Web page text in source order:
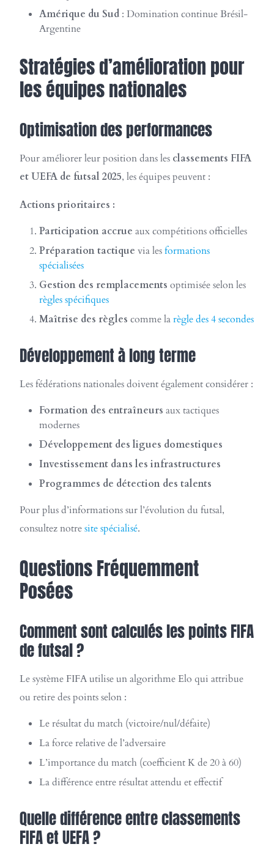
Amérique du Sud : Domination continue Brésil-
Argentine
Stratégies d’amélioration pour
les équipes nationales
Optimisation des performances
Pour améliorer leur position dans les classements FIFA
et UEFA de futsal 2025, les équipes peuvent :
Actions prioritaires :
Participation accrue aux compétitions officielles
Préparation tactique via lesformations
spécialisées
Gestion des remplacements optimisée selon les
règles spécifiques
Maîtrise des règles comme larègle des 4 secondes
Développement à long terme
Les fédérations nationales doivent également considérer :
Formation des entraîneurs aux tactiques
modernes
Développement des ligues domestiques
Investissement dans les infrastructures
Programmes de détection des talents
Pour plus d’informations sur l’évolution du futsal,
consultez notresite spécialisé.
Questions Fréquemment
Posées
Comment sont calculés les points FIFA
de futsal ?
Le système FIFA utilise un algorithme Elo qui attribue
ou retire des points selon :
Le résultat du match (victoire/nul/défaite)
La force relative de l’adversaire
L’importance du match (coefficient K de 20 à 60)
La différence entre résultat attendu et effectif
Quelle différence entre classements
FIFA et UEFA ?